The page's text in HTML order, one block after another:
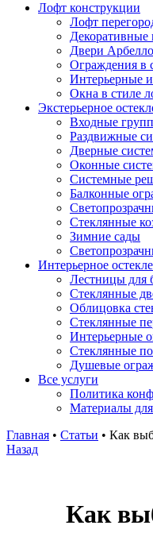
Лофт конструкции
Лофт
Декоративные
Двери
Ограждения в
Интерьерные
Окна в стиле
Экстерьерное
Входные
Раздвижные
Дверные
Оконные
Системные
Балконные
Стеклянные
Зимние сады
Интерьерное
Лестницы для
Стеклянные
Облицовка
Стеклянные
Интерьерные
Стеклянные
Душевые
Все услуги
Политика
Материалы для
Главная • Статьи • Как
Назад
Как